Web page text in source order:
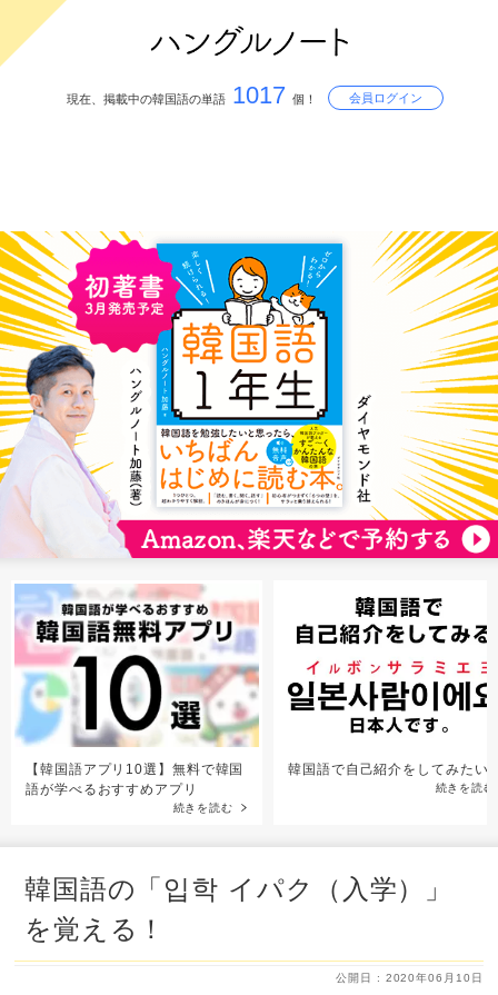
現在、掲載中の韓国語の単語 1017 個！ 会員ログイン
【韓国語アプリ10選】無料で韓国
語が学べるおすすめアプリ
続きを読む
韓国語で自己紹介をしてみたい
続きを読む
韓国語の「입학 イパク（入学）」
を覚える！
公開日 : 2020年06月10日